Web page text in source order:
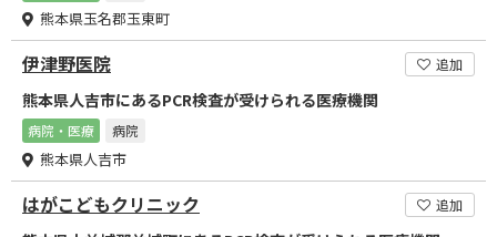
熊本県玉名郡玉東町
伊津野医院 追加
熊本県人吉市にあるPCR検査が受けられる医療機関
病院・医療 病院
熊本県人吉市
はがこどもクリニック 追加